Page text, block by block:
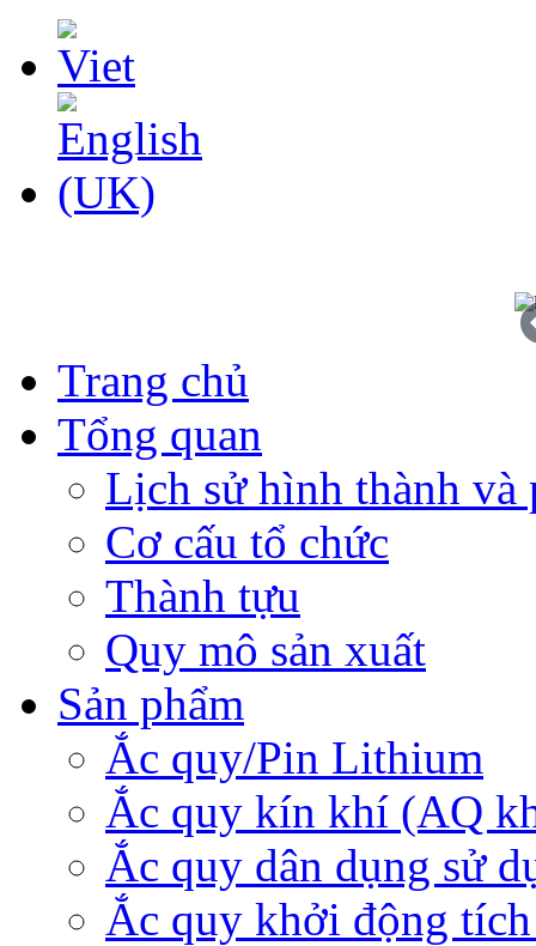
Trang chủ
Tổng quan
Lịch sử hình thành và
Cơ cấu tổ chức
Thành tựu
Quy mô sản xuất
Sản phẩm
Ắc quy/Pin Lithium
Ắc quy kín khí (AQ
Ắc quy dân dụng sử
Ắc quy khởi động